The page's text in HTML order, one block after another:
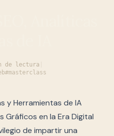
de lectura
#masterclass
y Herramientas de IA
Gráficos en la Era Digital
de impartir una